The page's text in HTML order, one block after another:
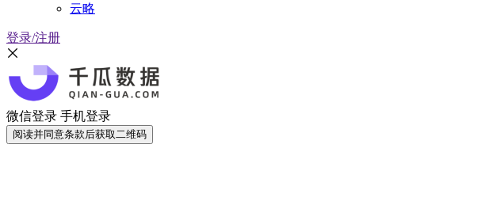
云略
登录/注册
微信登录 手机登录
阅读并同意条款后获取二维码